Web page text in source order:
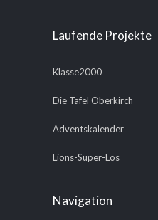
Laufende Projekte
Klasse2000
Die Tafel Oberkirch
Adventskalender
Lions-Super-Los
Navigation